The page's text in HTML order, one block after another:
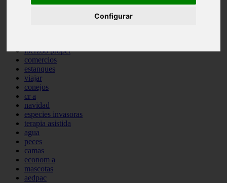
Configurar
adopci n
iberzoo propet
comercios
estanques
viajar
conejos
cr a
navidad
especies invasoras
terapia asistida
agua
peces
camas
econom a
mascotas
aedpac